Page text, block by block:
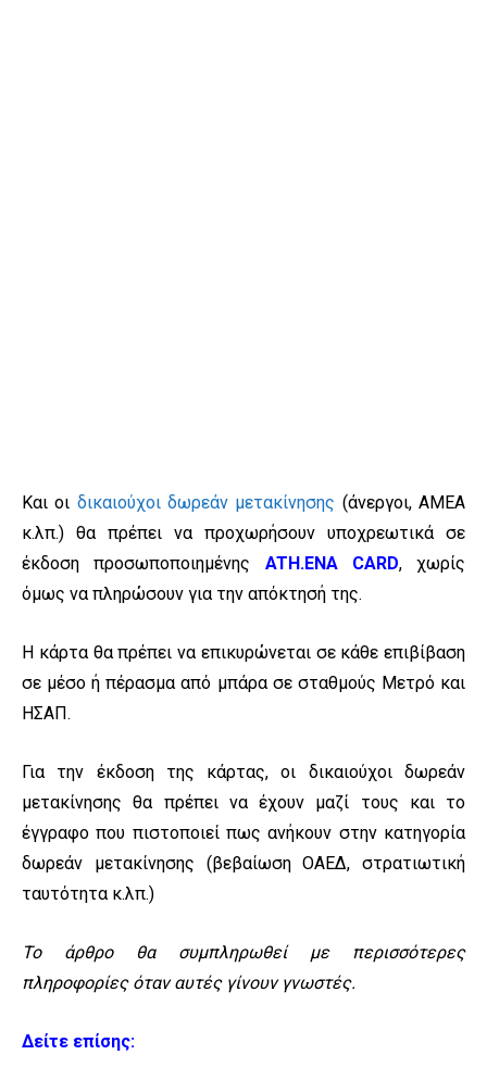
Και οι δικαιούχοι δωρεάν μετακίνησης (άνεργοι, ΑΜΕΑ
κ.λπ.) θα πρέπει να προχωρήσουν υποχρεωτικά σε
έκδοση προσωποποιημένης ATH.ENA CARD, χωρίς
όμως να πληρώσουν για την απόκτησή της.
Η κάρτα θα πρέπει να επικυρώνεται σε κάθε επιβίβαση
σε μέσο ή πέρασμα από μπάρα σε σταθμούς Μετρό και
ΗΣΑΠ.
Για την έκδοση της κάρτας, οι δικαιούχοι δωρεάν
μετακίνησης θα πρέπει να έχουν μαζί τους και το
έγγραφο που πιστοποιεί πως ανήκουν στην κατηγορία
δωρεάν μετακίνησης (βεβαίωση ΟΑΕΔ, στρατιωτική
ταυτότητα κ.λπ.)
Το άρθρο θα συμπληρωθεί με περισσότερες
πληροφορίες όταν αυτές γίνουν γνωστές.
Δείτε επίσης: